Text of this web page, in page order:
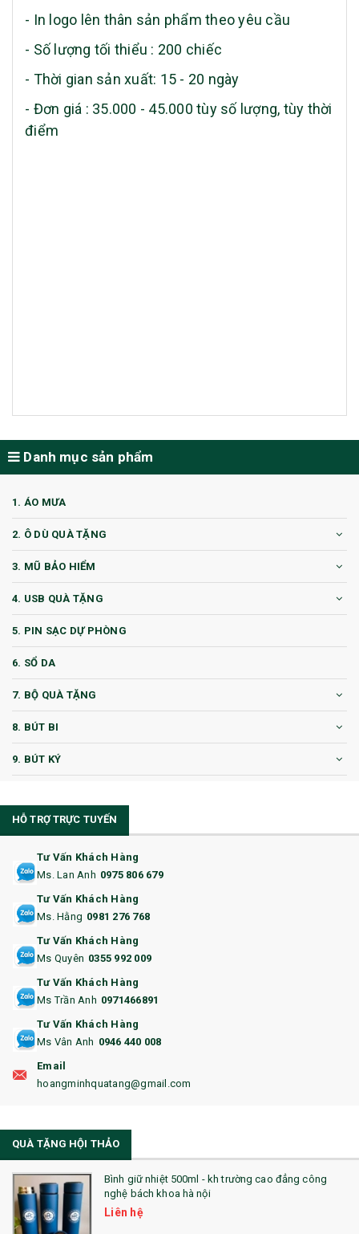
- In logo lên thân sản phẩm theo yêu cầu
- Số lượng tối thiểu : 200 chiếc
- Thời gian sản xuất: 15 - 20 ngày
- Đơn giá : 35.000 - 45.000 tùy số lượng, tùy thời
điểm
Danh mục sản phẩm
1. ÁO MƯA
2. Ô DÙ QUÀ TẶNG
3. MŨ BẢO HIỂM
4. USB QUÀ TẶNG
5. PIN SẠC DỰ PHÒNG
6. SỔ DA
7. BỘ QUÀ TẶNG
8. BÚT BI
9. BÚT KÝ
11. CỐC/BÌNH GIỮ NHIỆT
12. BÌNH NƯỚC
14. HỘP/VÍ ĐỰNG NAMECARD
15. BỘ BẤM MÓNG
16. BAO HỘ CHIẾU
18. ẤM CHÉN QUÀ TẶNG
19. ĐỒNG HỒ TREO TƯỜNG
22. ĐỒNG HỒ ĐỂ BÀN
23. QÙA TẶNG ĐỘC ĐÁO
24. QÙA TẶNG PHA LÊ
HỖ TRỢ TRỰC TUYẾN
Tư Vấn Khách Hàng
Ms. Lan Anh 0975 806 679
Tư Vấn Khách Hàng
Ms. Hằng 0981 276 768
Tư Vấn Khách Hàng
Ms Quyên 0355 992 009
Tư Vấn Khách Hàng
Ms Trần Anh 0971466891
Tư Vấn Khách Hàng
Ms Vân Anh 0946 440 008
Email
hoangminhquatang@gmail.com
QUÀ TẶNG HỘI THẢO
Bình giữ nhiệt 500ml - kh trường cao đẳng công
nghệ bách khoa hà nội
Liên hệ